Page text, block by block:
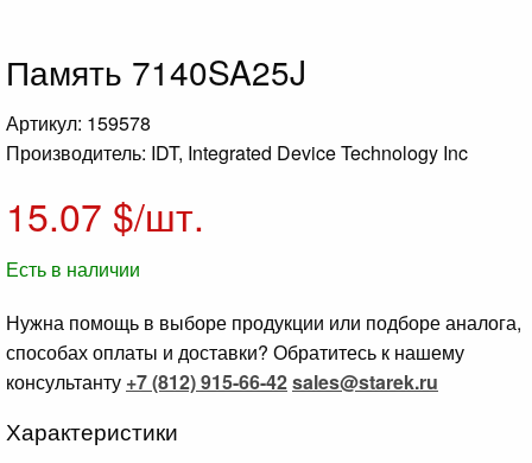
Память 7140SA25J
Артикул: 159578
Производитель: IDT, Integrated Device Technology Inc
15.07 $/шт.
Есть в наличии
Нужна помощь в выборе продукции или подборе аналога,
способах оплаты и доставки? Обратитесь к нашему
консультанту +7 (812) 915-66-42sales@starek.ru
Характеристики